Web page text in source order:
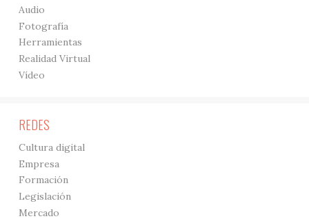
Audio
Fotografía
Herramientas
Realidad Virtual
Vídeo
REDES
Cultura digital
Empresa
Formación
Legislación
Mercado